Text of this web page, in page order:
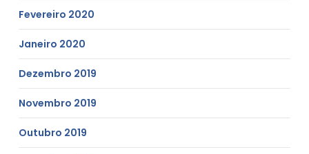
Fevereiro 2020
Janeiro 2020
Dezembro 2019
Novembro 2019
Outubro 2019